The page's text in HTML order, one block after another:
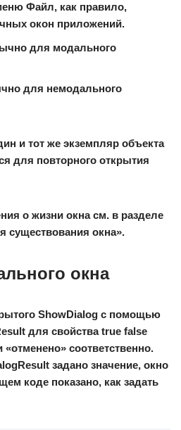
Файл, как правило,
окон приложений.
для модального
для немодального
и тот же экземпляр объекта
для повторного открытия
о жизни окна см. в разделе
существования окна».
окна
ShowDialog с помощью
для свойства true false
соответственно.
задано значение, окно
коде показано, как задать